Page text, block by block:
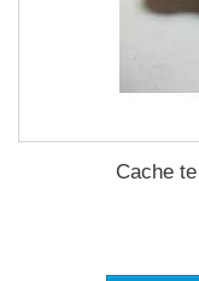
Cache